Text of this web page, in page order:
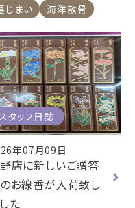
焼津本店
店 清水店
じまい 海洋散骨
タッフ日誌
年07月09日
店に新しいご贈答
お線香が入荷致し
た